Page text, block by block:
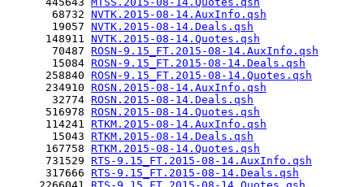
       68732
NVTK.2015-08-14.AuxInfo.qsh
       19057
NVTK.2015-08-14.Deals.qsh
      148911
NVTK.2015-08-14.Quotes.qsh
       70487
ROSN-9.15_FT.2015-08-14.AuxInfo.qsh
       15084
ROSN-9.15_FT.2015-08-14.Deals.qsh
      258840
ROSN-9.15_FT.2015-08-14.Quotes.qsh
      234910
ROSN.2015-08-14.AuxInfo.qsh
       32774
ROSN.2015-08-14.Deals.qsh
      516978
ROSN.2015-08-14.Quotes.qsh
      114241
RTKM.2015-08-14.AuxInfo.qsh
       15043
RTKM.2015-08-14.Deals.qsh
      167758
RTKM.2015-08-14.Quotes.qsh
      731529
RTS-9.15_FT.2015-08-14.AuxInfo.qsh
      317666
RTS-9.15_FT.2015-08-14.Deals.qsh